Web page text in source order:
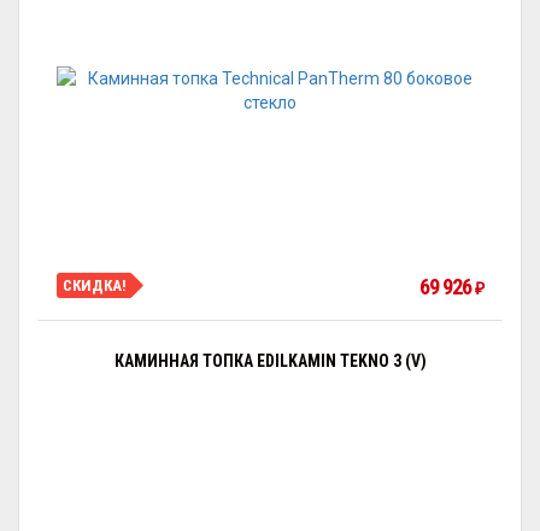
СКИДКА! 69 926 ₽
КАМИННАЯ ТОПКА EDILKAMIN TEKNO 3 (V)